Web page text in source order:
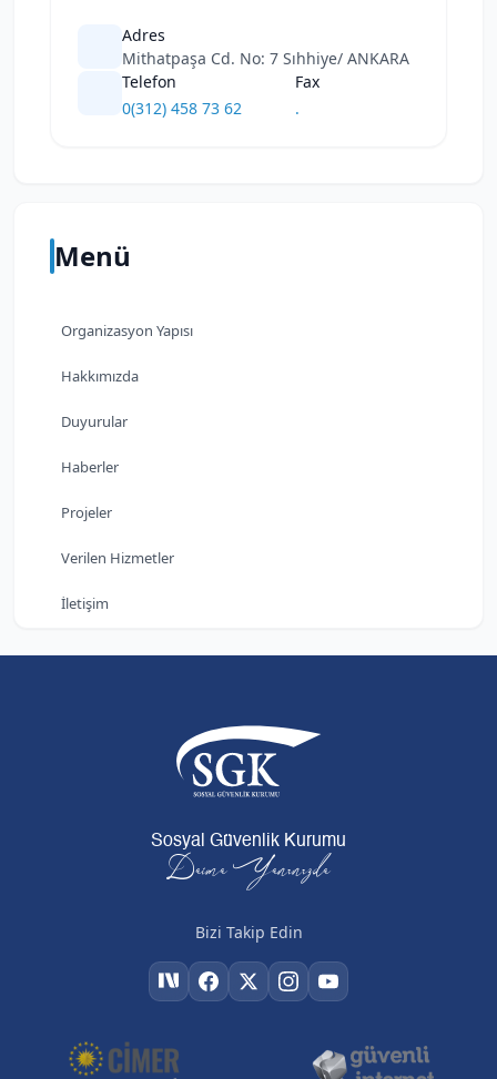
Menü
Organizasyon Yapısı
Hakkımızda
Duyurular
Haberler
Projeler
Verilen Hizmetler
İletişim
Adres
Mithatpaşa Cd. No: 7 Sıhhiye/ ANKARA
Telefon
0(312) 458 73 62
Fax
.
Sosyal Güvenlik Kurumu
Daima Yanınızda
Bizi Takip Edin